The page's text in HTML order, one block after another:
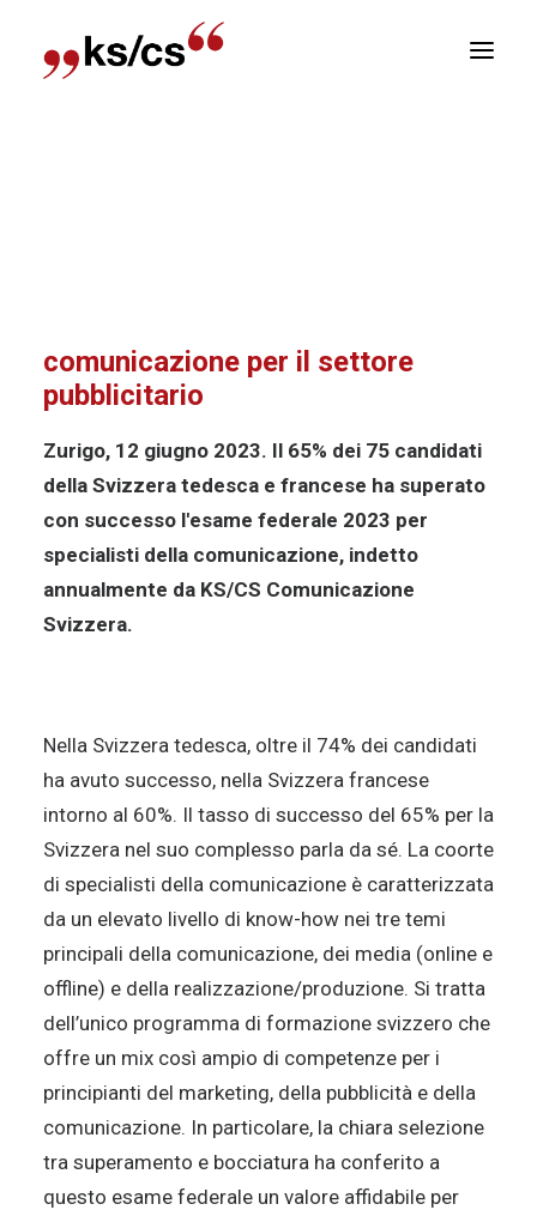
comunicazione per il settore
pubblicitario
Zurigo, 12 giugno 2023. Il 65% dei 75 candidati
della Svizzera tedesca e francese ha superato
con successo l'esame federale 2023 per
specialisti della comunicazione, indetto
annualmente da KS/CS Comunicazione
Svizzera.
Nella Svizzera tedesca, oltre il 74% dei candidati
ha avuto successo, nella Svizzera francese
intorno al 60%. Il tasso di successo del 65% per la
Svizzera nel suo complesso parla da sé. La coorte
di specialisti della comunicazione è caratterizzata
da un elevato livello di know-how nei tre temi
principali della comunicazione, dei media (online e
offline) e della realizzazione/produzione. Si tratta
dell’unico programma di formazione svizzero che
offre un mix così ampio di competenze per i
principianti del marketing, della pubblicità e della
comunicazione. In particolare, la chiara selezione
tra superamento e bocciatura ha conferito a
questo esame federale un valore affidabile per